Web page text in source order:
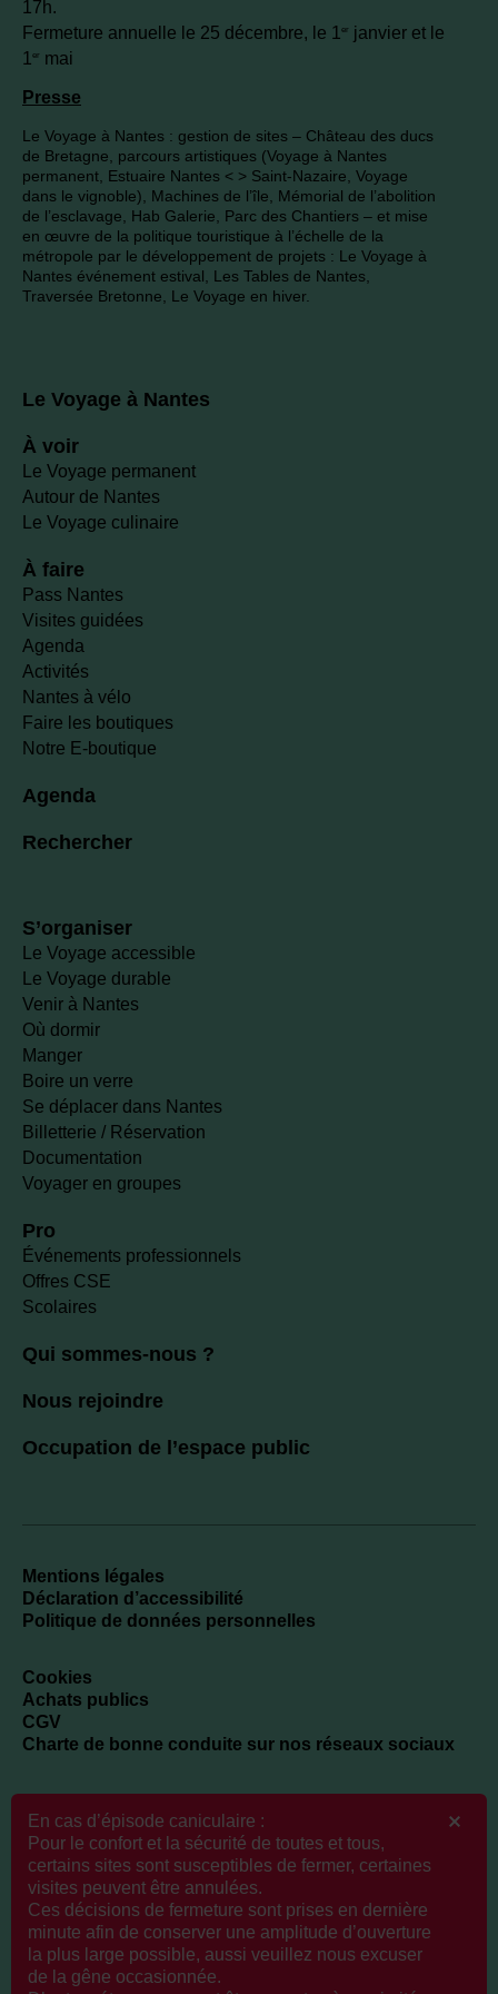
17h.
Fermeture annuelle le 25 décembre, le 1 er
janvier et le
1 er mai
Presse
Le Voyage à Nantes : gestion de sites – Château des ducs
de Bretagne, parcours artistiques (Voyage à Nantes
permanent, Estuaire Nantes < > Saint-Nazaire, Voyage
dans le vignoble), Machines de l’île, Mémorial de l’abolition
de l’esclavage, Hab Galerie, Parc des Chantiers – et mise
en œuvre de la politique touristique à l’échelle de la
métropole par le développement de projets : Le Voyage à
Nantes événement estival, Les Tables de Nantes,
Traversée Bretonne, Le Voyage en hiver.
Le Voyage à Nantes
À voir
Le Voyage permanent
Autour de Nantes
Le Voyage culinaire
À faire
Pass Nantes
Visites guidées
Agenda
Activités
Nantes à vélo
Faire les boutiques
Notre E-boutique
Agenda
Rechercher
S’organiser
Le Voyage accessible
Le Voyage durable
Venir à Nantes
Où dormir
Manger
Boire un verre
Se déplacer dans Nantes
Billetterie / Réservation
Documentation
Voyager en groupes
Pro
Événements professionnels
Offres CSE
Scolaires
Qui sommes-nous ?
Nous rejoindre
Occupation de l’espace public
Mentions légales
Déclaration d’accessibilité
Politique de données personnelles
Cookies
Achats publics
CGV
Charte de bonne conduite sur nos réseaux sociaux
Newsletter
Veuillez renseigner votre adresse email pour vous inscrire. Ex. :
abc@xyz.com
En cas d’épisode caniculaire :
Pour le confort et la sécurité de toutes et tous,
certains sites sont susceptibles de fermer, certaines
visites peuvent être annulées.
Ces décisions de fermeture sont prises en dernière
minute afin de conserver une amplitude d’ouverture
la plus large possible, aussi veuillez nous excuser
de la gêne occasionnée.